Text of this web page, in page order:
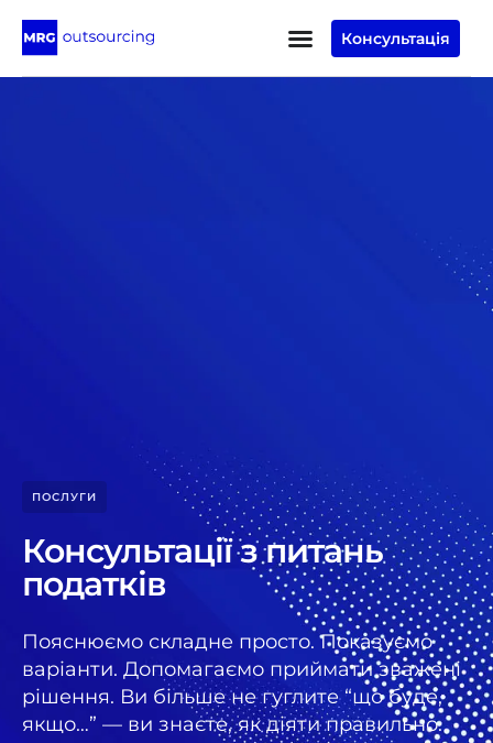
Консультація
ПОСЛУГИ
Консультації з питань
податків
Пояснюємо складне просто. Показуємо
варіанти. Допомагаємо приймати зважені
рішення. Ви більше не гуглите “що буде,
якщо…” — ви знаєте, як діяти правильно.